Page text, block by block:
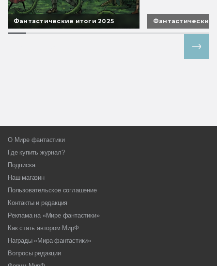
Фантастические итоги 2025 Фантастические
О Мире фантастики
Где купить журнал?
Подписка
Наш магазин
Пользовательское соглашение
Контакты и редакция
Реклама на «Мире фантастики»
Как стать автором МирФ
Награды «Мира фантастики»
Вопросы редакции